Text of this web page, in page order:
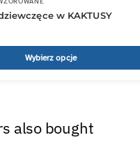
w KAKTUSY
Wybierz opcje
also bought